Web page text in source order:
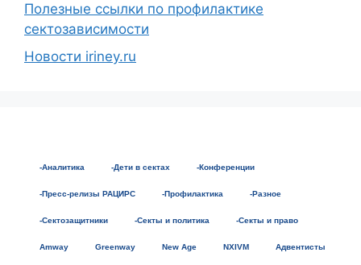
Полезные ссылки по профилактике
сектозависимости
Новости iriney.ru
-Аналитика -Дети в сектах -Конференции
-Пресс-релизы РАЦИРС -Профилактика -Разное
-Сектозащитники -Секты и политика -Секты и право
Amway Greenway New Age NXIVM Адвентисты